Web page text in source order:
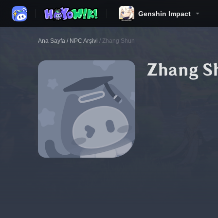
Genshin Impact
Ana Sayfa / NPC Arşivi / Zhang Shun
Zhang